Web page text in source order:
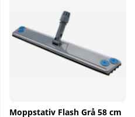
Moppstativ Flash Grå 58 cm